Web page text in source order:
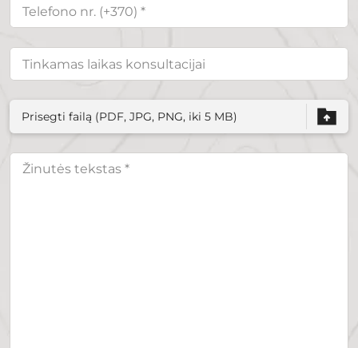
Prisegti failą (PDF, JPG, PNG, iki 5 MB)